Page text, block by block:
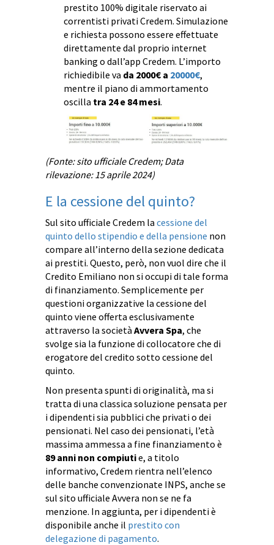
prestito 100% digitale riservato ai
correntisti privati Credem. Simulazione
e richiesta possono essere effettuate
direttamente dal proprio internet
banking o dall’app Credem. L’importo
richiedibile va da 2000€ a 20000€,
mentre il piano di ammortamento
oscilla tra 24 e 84 mesi.
(Fonte: sito ufficiale Credem; Data
rilevazione: 15 aprile 2024)
E la cessione del quinto?
Sul sito ufficiale Credem la cessione del
quinto dello stipendio e della pensione non
compare all’interno della sezione dedicata
ai prestiti. Questo, però, non vuol dire che il
Credito Emiliano non si occupi di tale forma
di finanziamento. Semplicemente per
questioni organizzative la cessione del
quinto viene offerta esclusivamente
attraverso la società Avvera Spa, che
svolge sia la funzione di collocatore che di
erogatore del credito sotto cessione del
quinto.
Non presenta spunti di originalità, ma si
tratta di una classica soluzione pensata per
i dipendenti sia pubblici che privati o dei
pensionati. Nel caso dei pensionati, l’età
massima ammessa a fine finanziamento è
89 anni non compiutie, a titolo
informativo, Credem rientra nell’elenco
delle banche convenzionate INPS, anche se
sul sito ufficiale Avvera non se ne fa
menzione. In aggiunta, per i dipendenti è
disponibile anche il prestito con
delegazione di pagamento.